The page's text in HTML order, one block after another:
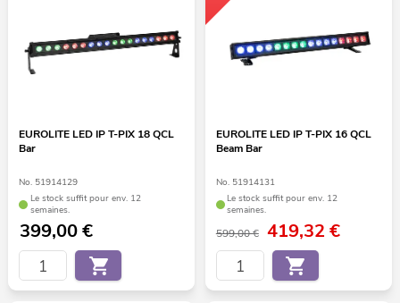
EUROLITE LED IP T-PIX 18 QCL
Bar
No. 51914129
Le stock suffit pour env. 12
semaines.
399,00€
EUROLITE LED IP T-PIX 16 QCL
Beam Bar
No. 51914131
Le stock suffit pour env. 12
semaines.
599,00 € 419,32 €